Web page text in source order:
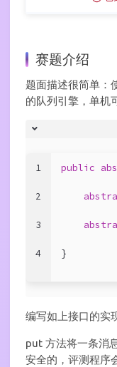
赛题介绍
题面描述很简单：
的队列引擎，单机
1
2
3
4
public
}
编写如上接口的实
put 方法将一条消
安全的，评测程序